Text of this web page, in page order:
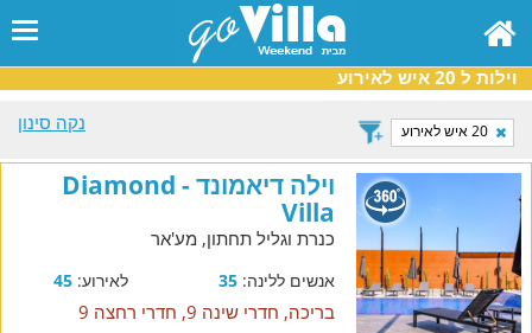
וילות ל 20 איש לאירוע
נקה סינון
וילה דיאמונד - Diamond
Villa
כנרת וגליל תחתון, מע'אר
אנשים ללינה:35 לאירוע:45
בריכה, חדרי שינה 9, חדרי רחצה 9